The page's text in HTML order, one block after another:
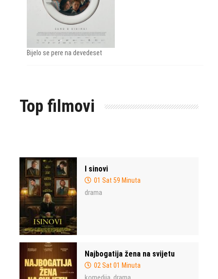
Bijelo se pere na devedeset
Top filmovi
I sinovi
01 Sat 59 Minuta
drama
Najbogatija žena na svijetu
02 Sat 01 Minuta
,